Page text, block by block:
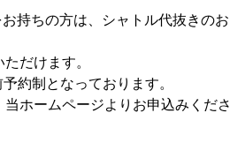
持ちの方は、シャトル代抜きのお
だけます。
約制となっております。
当ホームページよりお申込みくださ